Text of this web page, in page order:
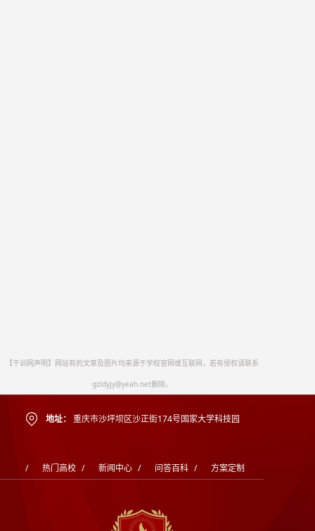
【干训网声明】网站有的文章及图片均来源于学校官网或互联网，若有侵权请联系
gzldyjy@yeah.net删除。
地址： 重庆市沙坪坝区沙正街174号国家大学科技园
/ 热门高校 / 新闻中心 / 问答百科 / 方案定制